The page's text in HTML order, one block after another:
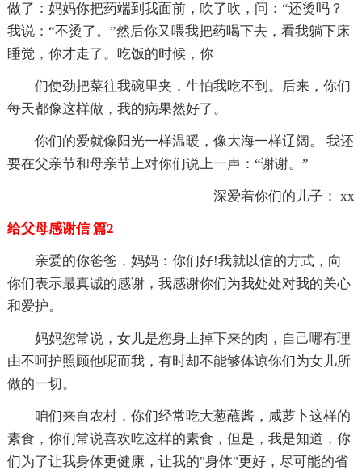
做了：妈妈你把药端到我面前，吹了吹，问：“还烫吗？
我说：“不烫了。”然后你又喂我把药喝下去，看我躺下床
睡觉，你才走了。吃饭的时候，你
们使劲把菜往我碗里夹，生怕我吃不到。后来，你们
每天都像这样做，我的病果然好了。
你们的爱就像阳光一样温暖，像大海一样辽阔。 我还
要在父亲节和母亲节上对你们说上一声：“谢谢。”
深爱着你们的儿子： xx
给父母感谢信 篇2
亲爱的你爸爸，妈妈：你们好!我就以信的方式，向
你们表示最真诚的感谢，我感谢你们为我处处对我的关心
和爱护。
妈妈您常说，女儿是您身上掉下来的肉，自己哪有理
由不呵护照顾他呢而我，有时却不能够体谅你们为女儿所
做的一切。
咱们来自农村，你们经常吃大葱蘸酱，咸萝卜这样的
素食，你们常说喜欢吃这样的素食，但是，我是知道，你
们为了让我身体更健康，让我的"身体"更好，尽可能的省